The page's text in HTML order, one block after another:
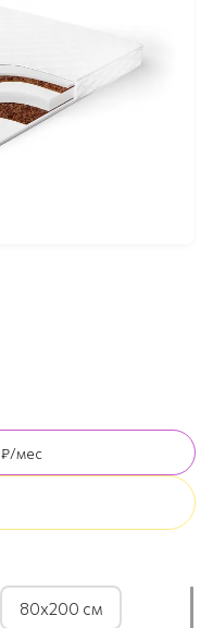
₽/мес
80х200 см